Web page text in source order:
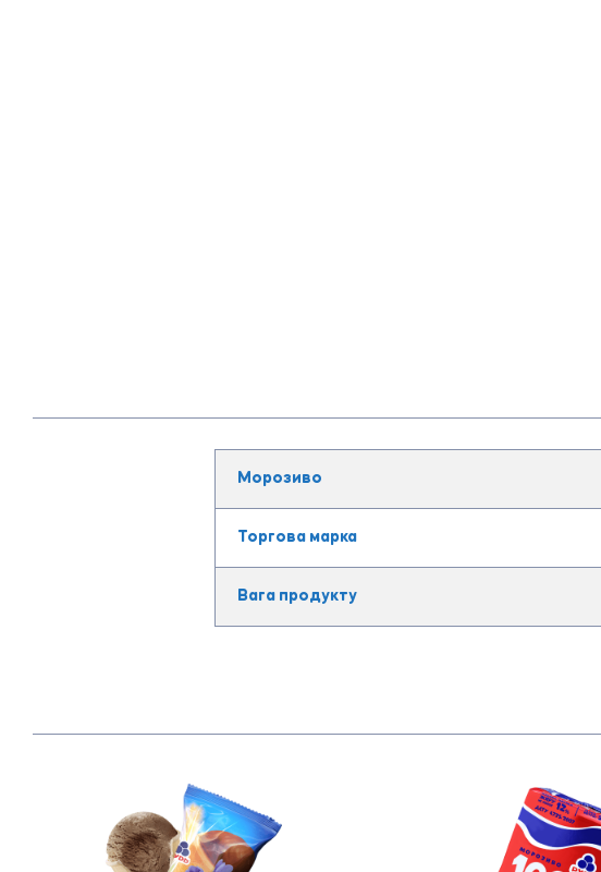
Морозиво
Торгова марка
Вага продукту